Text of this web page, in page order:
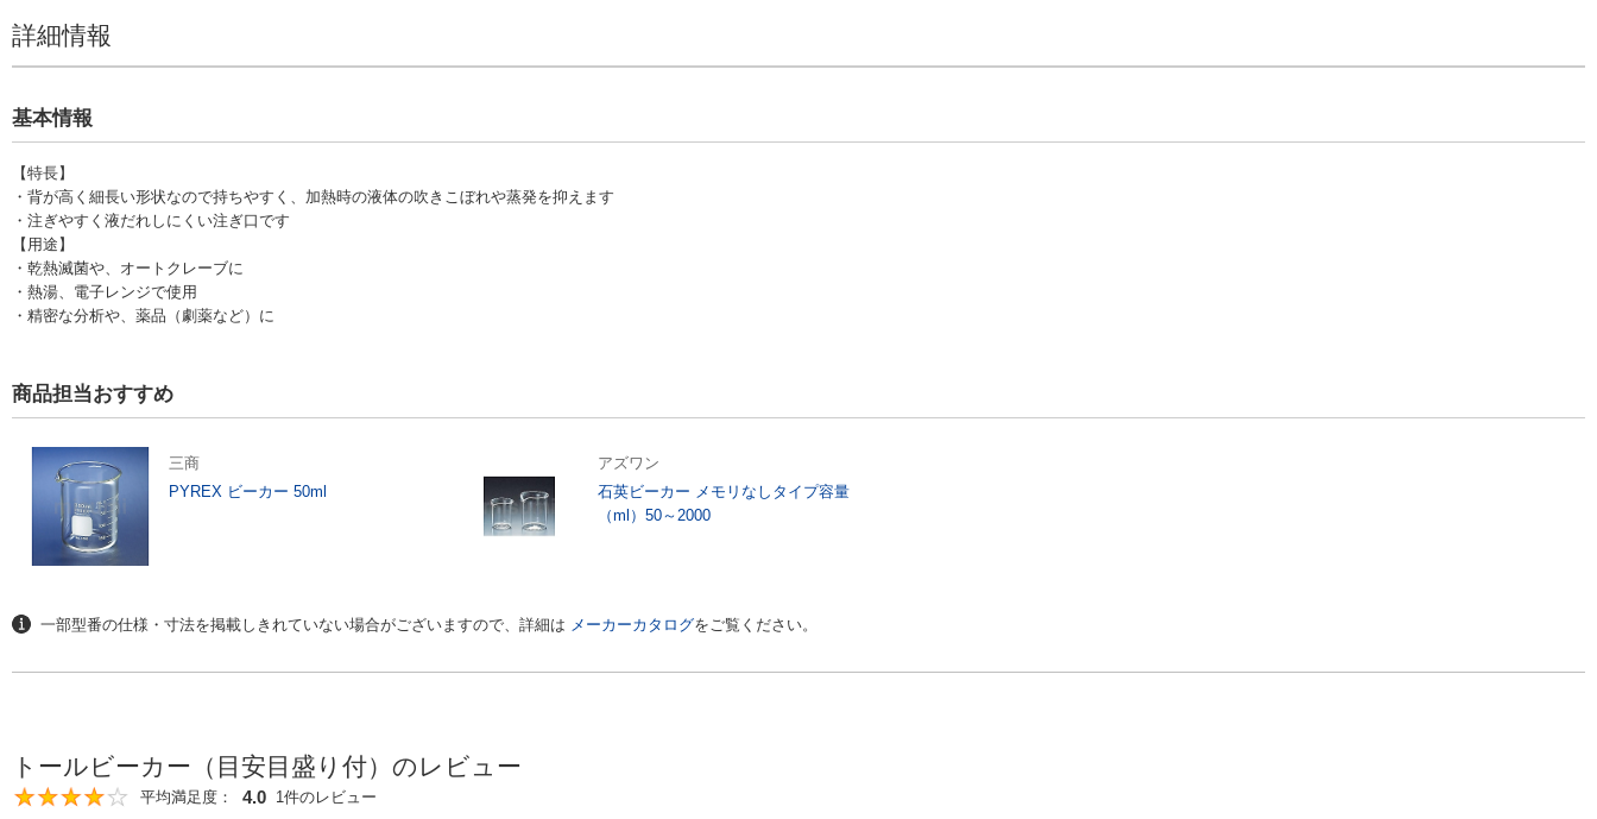
詳細情報
基本情報
【特長】
・背が高く細長い形状なので持ちやすく、加熱時の液体の吹きこぼれや蒸発を抑えます
・注ぎやすく液だれしにくい注ぎ口です
【用途】
・乾熱滅菌や、オートクレーブに
・熱湯、電子レンジで使用
・精密な分析や、薬品（劇薬など）に
商品担当おすすめ
三商
PYREX ビーカー 50ml
アズワン
石英ビーカー メモリなしタイプ容量
（ml）50～2000
一部型番の仕様・寸法を掲載しきれていない場合がございますので、詳細は メーカーカタログをご覧ください。
トールビーカー（目安目盛り付）のレビュー
4
平均満足度： 4.0 1件のレビュー